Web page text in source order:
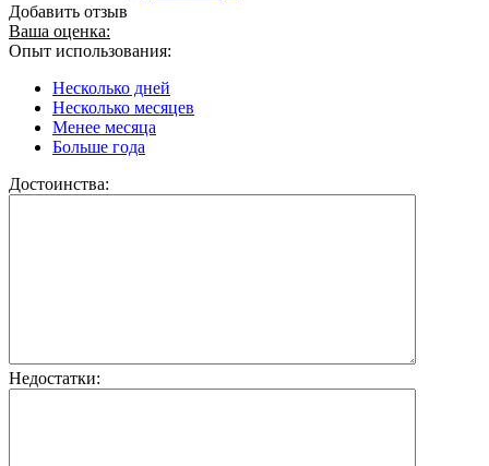
Добавить отзыв
Ваша оценка:
Опыт использования:
Несколько дней
Несколько месяцев
Менее месяца
Больше года
Достоинства:
Недостатки: